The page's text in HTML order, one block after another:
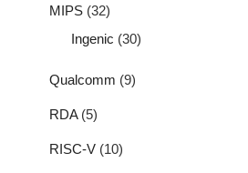
MIPS (32)
Ingenic (30)
Qualcomm (9)
RDA(5)
RISC-V (10)